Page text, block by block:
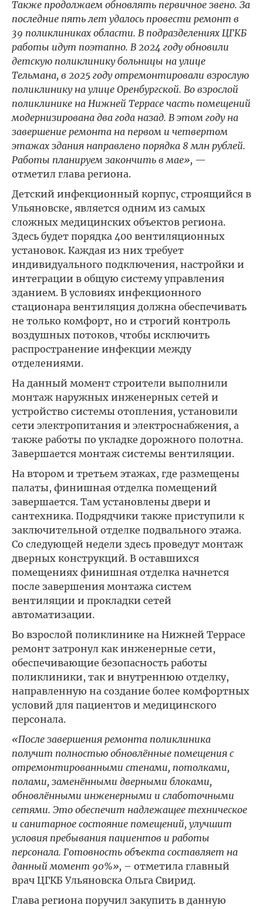
Также продолжаем обновлять первичное звено. За
последние пять лет удалось провести ремонт в
39 поликлиниках области. В подразделениях ЦГКБ
работы идут поэтапно. В 2024 году обновили
детскую поликлинику больницы на улице
Тельмана, в 2025 году отремонтировали взрослую
поликлинику на улице Оренбургской. Во взрослой
поликлинике на Нижней Террасе часть помещений
модернизирована два года назад. В этом году на
завершение ремонта на первом и четвертом
этажах здания направлено порядка 8 млн рублей.
Работы планируем закончить в мае», —
отметил глава региона.
Детский инфекционный корпус, строящийся в
Ульяновске, является одним из самых
сложных медицинских объектов региона.
Здесь будет порядка 400 вентиляционных
установок. Каждая из них требует
индивидуального подключения, настройки и
интеграции в общую систему управления
зданием. В условиях инфекционного
стационара вентиляция должна обеспечивать
не только комфорт, но и строгий контроль
воздушных потоков, чтобы исключить
распространение инфекции между
отделениями.
На данный момент строители выполнили
монтаж наружных инженерных сетей и
устройство системы отопления, установили
сети электропитания и электроснабжения, а
также работы по укладке дорожного полотна.
Завершается монтаж системы вентиляции.
На втором и третьем этажах, где размещены
палаты, финишная отделка помещений
завершается. Там установлены двери и
сантехника. Подрядчики также приступили к
заключительной отделке подвального этажа.
Со следующей недели здесь проведут монтаж
дверных конструкций. В оставшихся
помещениях финишная отделка начнется
после завершения монтажа систем
вентиляции и прокладки сетей
автоматизации.
Во взрослой поликлинике на Нижней Террасе
ремонт затронул как инженерные сети,
обеспечивающие безопасность работы
поликлиники, так и внутреннюю отделку,
направленную на создание более комфортных
условий для пациентов и медицинского
персонала.
«После завершения ремонта поликлиника
получит полностью обновлённые помещения с
отремонтированными стенами, потолками,
полами, заменёнными дверными блоками,
обновлёнными инженерными и слаботочными
сетями. Это обеспечит надлежащее техническое
и санитарное состояние помещений, улучшит
условия пребывания пациентов и работы
персонала. Готовность объекта составляет на
данный момент 90%», – отметила главный
врач ЦГКБ Ульяновска Ольга Свирид.
Глава региона поручил закупить в данную